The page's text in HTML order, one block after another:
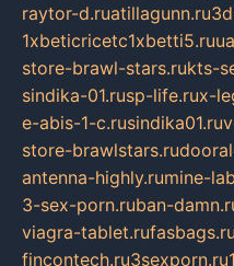
raytor-d.ruatillagunn.ru
1xbeticricetc1xbetti5.ru
store-brawl-stars.rukts-
sindika-01.rusp-life.rux-
e-abis-1-c.rusindika01.ru
store-brawlstars.ru
antenna-highly.rumine-
3-sex-porn.ruban-
viagra-tablet.rufasbags.ru
fincontech.ru3sexporn.ru